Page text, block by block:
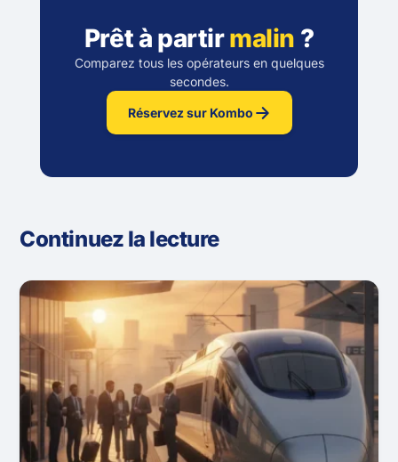
Prêt à partirmalin ?
Comparez tous les opérateurs en quelques
secondes.
Réservez sur Kombo
Continuez la lecture